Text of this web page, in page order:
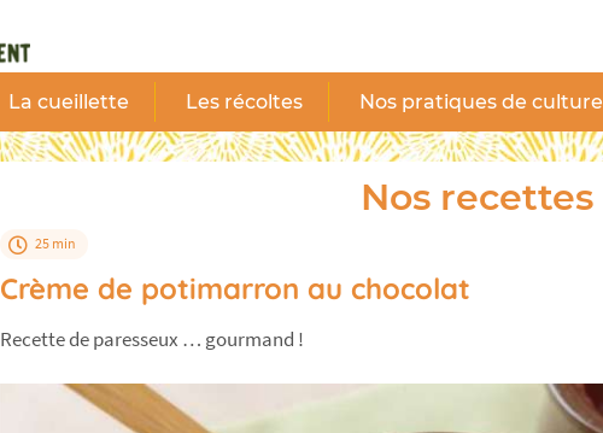
La cueillette Les récoltes Nos pratiques de culture
Nos recettes
25 min
Crème de potimarron au chocolat
Recette de paresseux … gourmand !